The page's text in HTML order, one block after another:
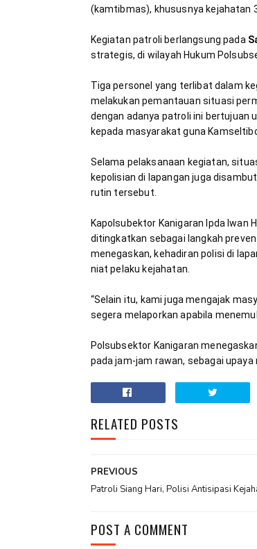
Kegiatan patroli berlangsung pada
strategis, di wilayah Hukum
Tiga personel yang terlibat dalam
melakukan pemantauan situasi
dengan adanya patroli ini bertujuan
Selama pelaksanaan kegiatan,
kepolisian di lapangan juga
Kapolsubektor Kanigaran Ipda Iwan
ditingkatkan sebagai langkah
menegaskan, kehadiran polisi di
“Selain itu, kami juga mengajak
Polsubsektor Kanigaran
pada jam-jam rawan, sebagai
RELATED POSTS
PREVIOUS
Patroli Siang Hari, Polisi Antisipasi
POST A COMMENT